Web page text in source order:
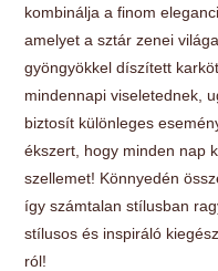
kombinálja a finom
amelyet a sztár zenei
gyöngyökkel díszített
mindennapi viseletednek,
biztosít különleges
ékszert, hogy minden nap
szellemet! Könnyedén
így számtalan stílusban
stílusos és inspiráló
ról!